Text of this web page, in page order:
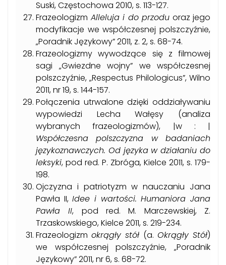
Suski, Częstochowa 2010, s. 113-127.
Frazeologizm Alleluja i do przodu oraz jego
modyfikacje we współczesnej polszczyźnie,
„Poradnik Językowy” 2011, z. 2, s. 68-74.
Frazeologizmy wywodzące się z filmowej
sagi „Gwiezdne wojny” we współczesnej
polszczyźnie, „Respectus Philologicus”, Wilno
2011, nr 19, s. 144-157.
Połączenia utrwalone dzięki oddziaływaniu
wypowiedzi Lecha Wałęsy (analiza
wybranych frazeologizmów), |w : |
Współczesna polszczyzna w badaniach
językoznawczych. Od języka w działaniu do
leksyki, pod red. P. Zbróga, Kielce 2011, s. 179-
198.
Ojczyzna i patriotyzm w nauczaniu Jana
Pawła II,Idee i wartości. Humaniora Jana
Pawła II, pod red. M. Marczewskiej, Z.
Trzaskowskiego, Kielce 2011, s. 219-234.
Frazeologizm okrągły stół (a. Okrągły Stół)
we współczesnej polszczyźnie, „Poradnik
Językowy” 2011, nr 6, s. 68-72.